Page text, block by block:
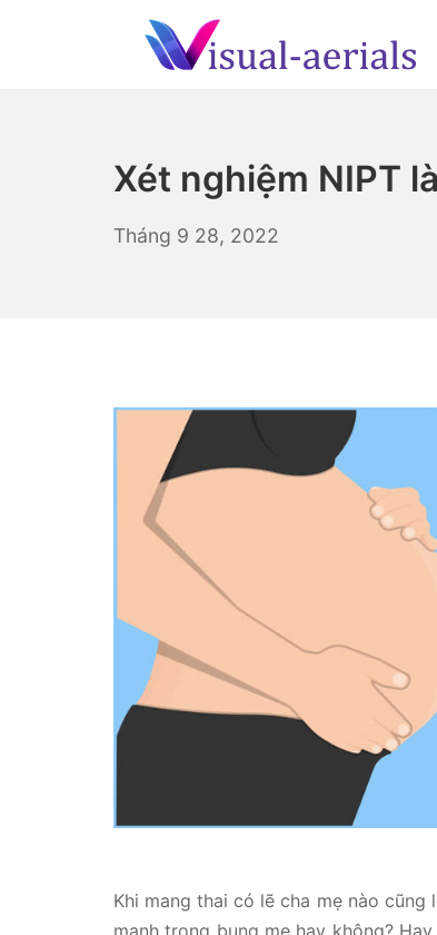
Xét nghiệm NIPT
Tháng 9 28, 2022
Khi mang thai có lẽ cha mẹ nào